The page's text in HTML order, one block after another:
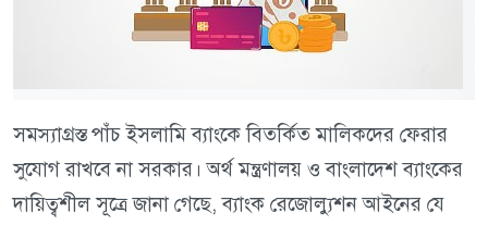
সমস্যাগ্রস্ত পাঁচ ইসলামি ব্যাংকে বিতর্কিত মালিকদের ফেরার
সুযোগ রাখবে না সরকার। অর্থ মন্ত্রণালয় ও বাংলাদেশ ব্যাংকের
দায়িত্বশীল সূত্রে জানা গেছে, ব্যাংক রেজোল্যুশন আইনের যে